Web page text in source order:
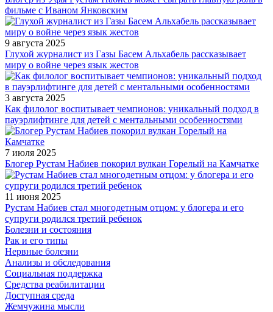
фильме с Иваном Янковским
9 августа 2025
Глухой журналист из Газы Басем Альхабель рассказывает
миру о войне через язык жестов
3 августа 2025
Как филолог воспитывает чемпионов: уникальный подход в
пауэрлифтинге для детей с ментальными особенностями
7 июля 2025
Блогер Рустам Набиев покорил вулкан Горелый на Камчатке
11 июня 2025
Рустам Набиев стал многодетным отцом: у блогера и его
супруги родился третий ребенок
Болезни и состояния
Рак и его типы
Нервные болезни
Анализы и обследования
Социальная поддержка
Средства реабилитации
Доступная среда
Жемчужина мысли